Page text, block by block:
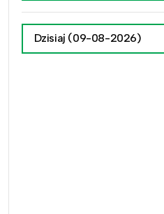
Dzisiaj (09-08-2026)